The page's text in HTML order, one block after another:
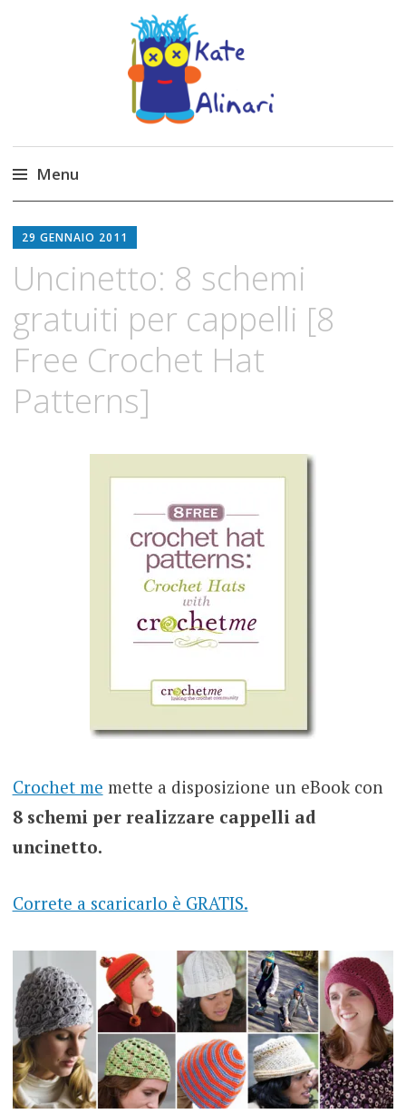
Made by Kate
Kate Alinari, corsi di uncinetto, entusiasmo,
schemi gratuiti, amigurumi, I Balocchi del Tipo
Strano, traduzioni e tanto divertimento!
Menu
to
29 GENNAIO 2011
Uncinetto: 8 schemi
gratuiti per cappelli [8
Free Crochet Hat
Patterns]
Crochet me mette a disposizione un eBook con
8 schemi per realizzare cappelli ad
uncinetto.
Correte a scaricarlo è GRATIS.